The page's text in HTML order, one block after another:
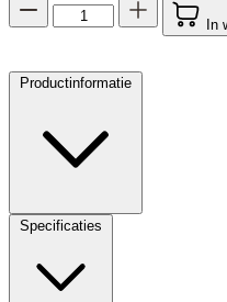
In
Productinformatie
Specificaties